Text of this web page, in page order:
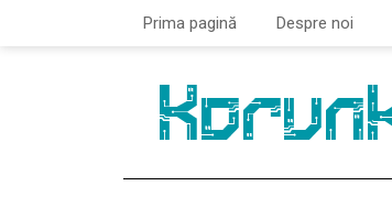
Prima pagină Despre noi